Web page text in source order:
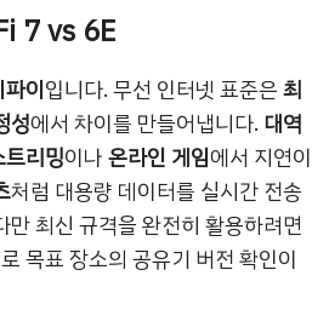
7 vs 6E
이입니다. 무선 인터넷 표준은최
성에서 차이를 만들어냅니다. 대역
리밍이나온라인 게임에서 지연이
처럼 대용량 데이터를 실시간 전송
최신 규격을 완전히 활용하려면
목표 장소의 공유기 버전 확인이